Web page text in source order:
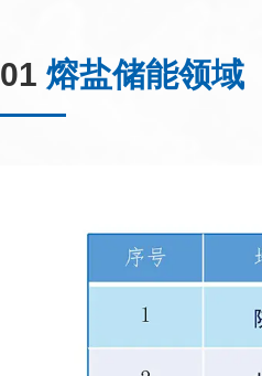
01 熔盐储能领域